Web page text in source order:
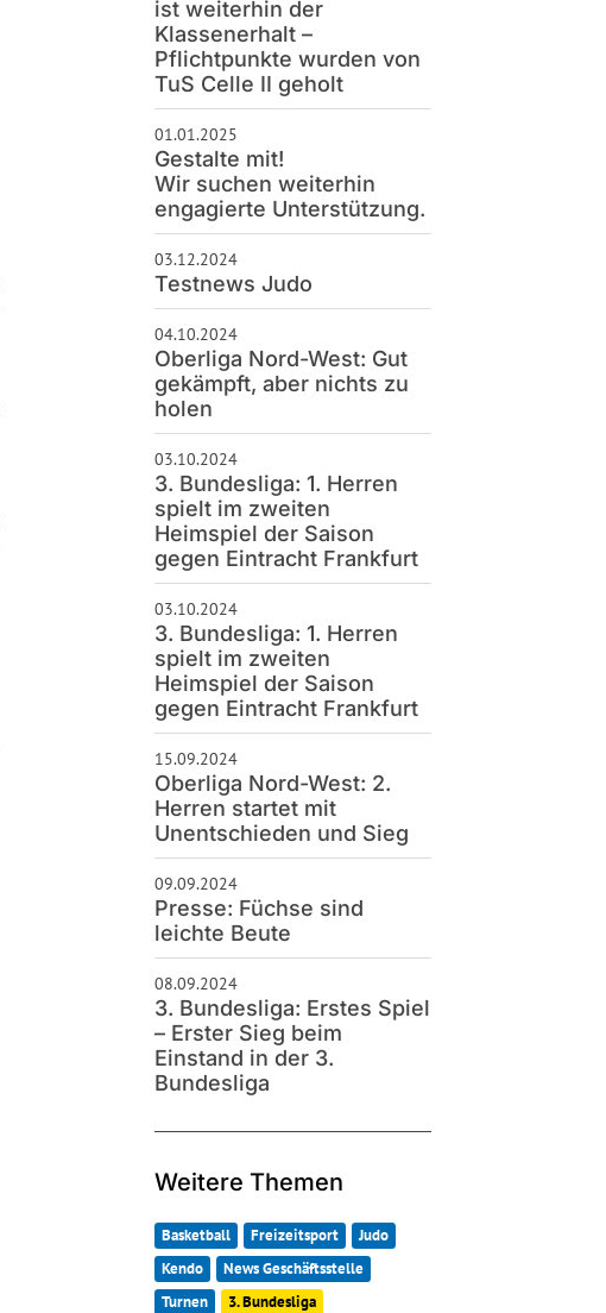
ist weiterhin der
Klassenerhalt –
Pflichtpunkte wurden von
TuS Celle II geholt
01.01.2025
Gestalte mit!
Wir suchen weiterhin
engagierte Unterstützung.
03.12.2024
Testnews Judo
04.10.2024
Oberliga Nord-West: Gut
gekämpft, aber nichts zu
holen
03.10.2024
3. Bundesliga: 1. Herren
spielt im zweiten
Heimspiel der Saison
gegen Eintracht Frankfurt
03.10.2024
3. Bundesliga: 1. Herren
spielt im zweiten
Heimspiel der Saison
gegen Eintracht Frankfurt
15.09.2024
Oberliga Nord-West: 2.
Herren startet mit
Unentschieden und Sieg
09.09.2024
Presse: Füchse sind
leichte Beute
08.09.2024
3. Bundesliga: Erstes Spiel
– Erster Sieg beim
Einstand in der 3.
Bundesliga
Weitere Themen
Basketball Freizeitsport
Judo
Kendo
News Geschäftsstelle
Turnen
3. Bundesliga